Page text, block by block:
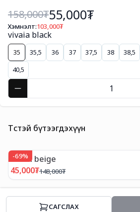
158,000₮55,000₮
Хэмнэлт:103,000₮
vivaia black
35 35,5 36 37 37,5 38 38,5
40,5
CАГСЛАХ
Төстэй бүтээгдэхүүн
-69%
Offen beige
45,000₮148,000₮